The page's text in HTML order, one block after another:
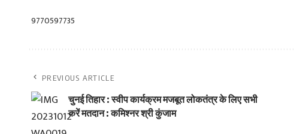
9770597735
PREVIOUS ARTICLE
चुनई तिहार : स्वीप कार्यक्रम मजबूत लोकतंत्र के लिए सभी
करें मतदान : कमिश्नर श्री कुंजाम